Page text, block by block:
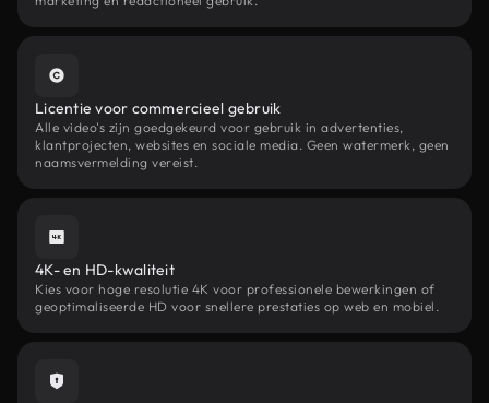
Licentie voor commercieel gebruik
Alle video's zijn goedgekeurd voor gebruik in advertenties,
klantprojecten, websites en sociale media. Geen watermerk, geen
naamsvermelding vereist.
4K- en HD-kwaliteit
Kies voor hoge resolutie 4K voor professionele bewerkingen of
geoptimaliseerde HD voor snellere prestaties op web en mobiel.